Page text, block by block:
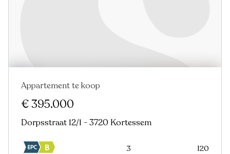
Nieuw
Appartement te koop
€ 395.000
Dorpsstraat 12/1 - 3720 Kortessem
3 120